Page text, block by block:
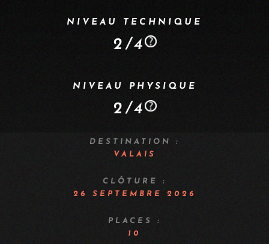
NIVEAU TECHNIQUE
2/4
NIVEAU PHYSIQUE
2/4
DESTINATION :
VALAIS
CLÔTURE :
26 SEPTEMBRE 2026
PLACES :
10